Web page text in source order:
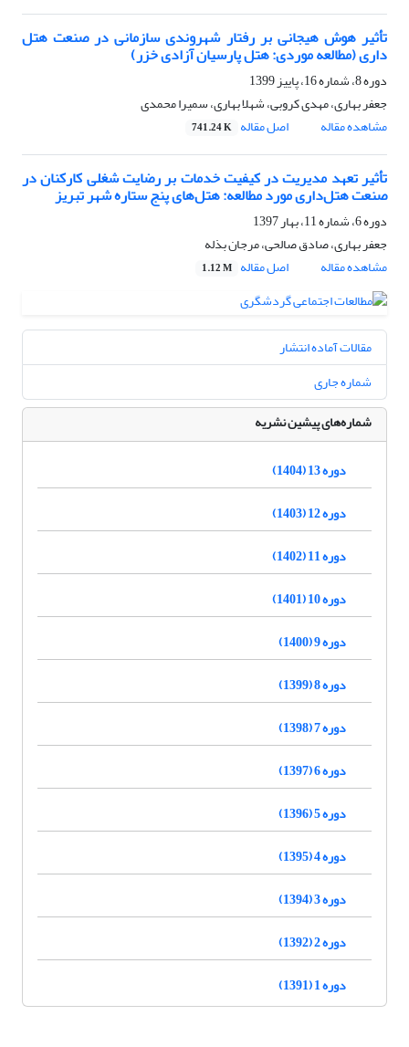
تأثیر هوش هیجانی بر رفتار شهروندی سازمانی در صنعت هتل
داری (مطالعه موردی: هتل پارسیان آزادی خزر)
دوره 8، شماره 16، پاییز 1399
جعفر بهاری، مهدی کروبی، شهلا بهاری، سمیرا محمدی
مشاهده مقاله
اصل مقاله 741.24 K
تأثیر تعهد مدیریت در کیفیت خدمات بر رضایت شغلی کارکنان در
صنعت هتل‌داری مورد مطالعه: هتل‌های پنج ستاره شهر تبریز
دوره 6، شماره 11، بهار 1397
جعفر بهاری، صادق صالحی، مرجان بذله
مشاهده مقاله
اصل مقاله 1.12 M
مقالات آماده انتشار
شماره جاری
شماره‌های پیشین نشریه
دوره 13 (1404)
دوره 12 (1403)
دوره 11 (1402)
دوره 10 (1401)
دوره 9 (1400)
دوره 8 (1399)
دوره 7 (1398)
دوره 6 (1397)
دوره 5 (1396)
دوره 4 (1395)
دوره 3 (1394)
دوره 2 (1392)
دوره 1 (1391)